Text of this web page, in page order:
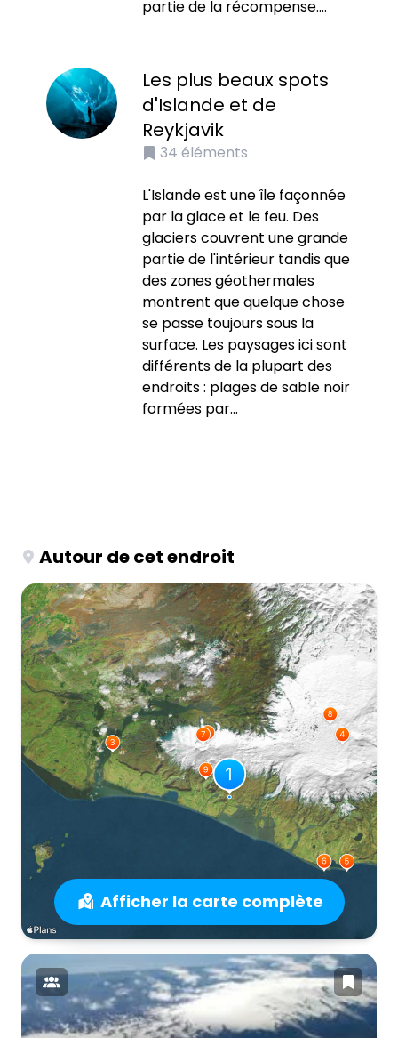
partie de la récompense....
Les plus beaux spots
d'Islande et de
Reykjavik
34 éléments
L'Islande est une île façonnée
par la glace et le feu. Des
glaciers couvrent une grande
partie de l'intérieur tandis que
des zones géothermales
montrent que quelque chose
se passe toujours sous la
surface. Les paysages ici sont
différents de la plupart des
endroits : plages de sable noir
formées par...
Autour de cet endroit
Afficher la carte complète